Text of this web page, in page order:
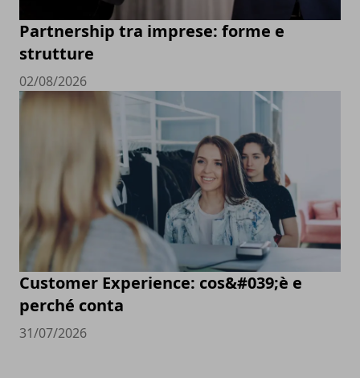
Partnership tra imprese: forme e
strutture
02/08/2026
Customer Experience: cos&#039;è e
perché conta
31/07/2026